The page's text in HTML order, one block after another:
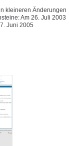
kleineren Änderungen
Am 26. Juli 2003
Juni 2005